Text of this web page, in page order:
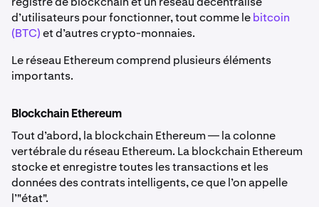
d’utilisateurs pour fonctionner, tout comme lebitcoin
(BTC)et d’autres crypto-monnaies.
Le réseau Ethereum comprend plusieurs éléments
importants.
Blockchain Ethereum
Tout d’abord, la blockchain Ethereum — la colonne
vertébrale du réseau Ethereum. La blockchain Ethereum
stocke et enregistre toutes les transactions et les
données des contrats intelligents, ce que l’on appelle
l’"état".